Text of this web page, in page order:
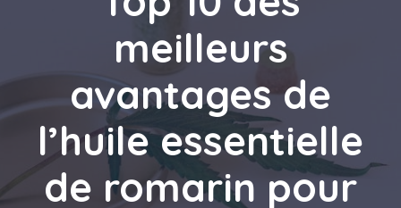
meilleurs
avantages de
l’huile essentielle
de romarin pour